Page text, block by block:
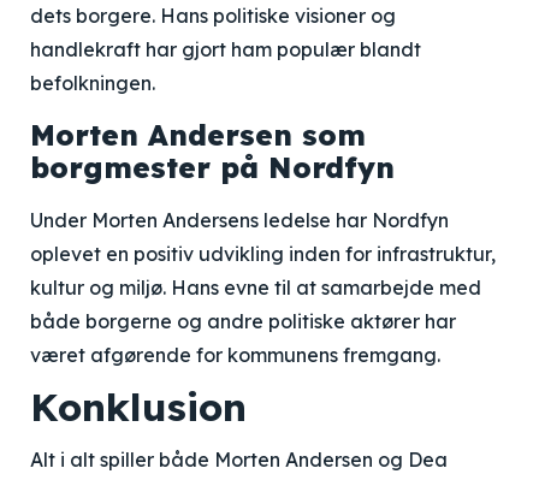
dets borgere. Hans politiske visioner og
handlekraft har gjort ham populær blandt
befolkningen.
Morten Andersen som
borgmester på Nordfyn
Under Morten Andersens ledelse har Nordfyn
oplevet en positiv udvikling inden for infrastruktur,
kultur og miljø. Hans evne til at samarbejde med
både borgerne og andre politiske aktører har
været afgørende for kommunens fremgang.
Konklusion
Alt i alt spiller både Morten Andersen og Dea